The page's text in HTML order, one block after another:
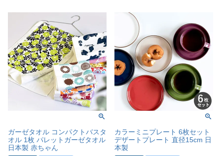
ガーゼタオル コンパクトバスタ
オル 1枚 パレットガーゼタオル
日本製 赤ちゃん
カラーミニプレート 6枚セット
デザートプレート 直径15cm 日
本製